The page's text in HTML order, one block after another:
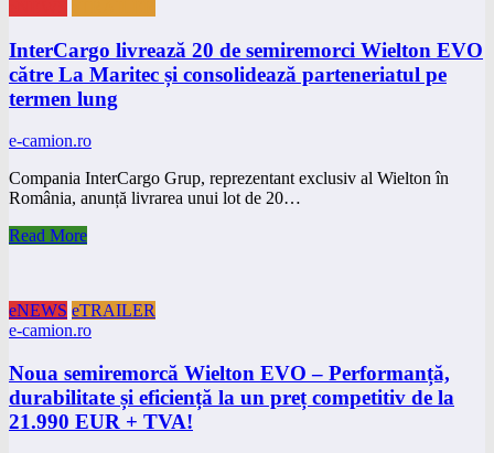
InterCargo livrează 20 de semiremorci Wielton EVO
către La Maritec și consolidează parteneriatul pe
termen lung
e-camion.ro
Compania InterCargo Grup, reprezentant exclusiv al Wielton în
România, anunță livrarea unui lot de 20…
Read More
eNEWS eTRAILER
e-camion.ro
Noua semiremorcă Wielton EVO – Performanță,
durabilitate și eficiență la un preț competitiv de la
21.990 EUR + TVA!